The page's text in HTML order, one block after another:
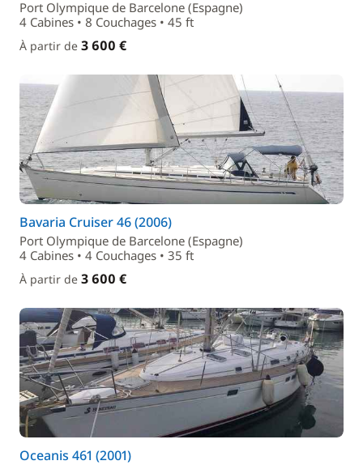
Port Olympique de Barcelone (Espagne)
4 Cabines • 8 Couchages • 45 ft
À partir de 3 600 €
Bavaria Cruiser 46 (2006)
Port Olympique de Barcelone (Espagne)
4 Cabines • 4 Couchages • 35 ft
À partir de 3 600 €
Oceanis 461 (2001)